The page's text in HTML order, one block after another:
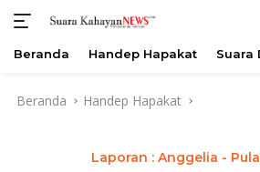
Beranda Handep Hapakat Suara
Beranda Handep Hapakat
Laporan : Anggelia -